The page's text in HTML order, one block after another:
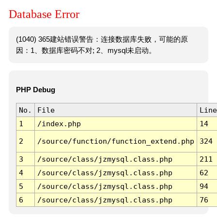
Database Error
(1040) 365建站错误警告：连接数据库失败，可能的原
因：1、数据库密码不对; 2、mysql未启动。
PHP Debug
No. File
Line
1
/index.php 14
2 /source/function/function_extend.php 324
3 /source/class/jzmysql.class.php
211
4
/source/class/jzmysql.class.php
62
5
/source/class/jzmysql.class.php
94
6
/source/class/jzmysql.class.php 76